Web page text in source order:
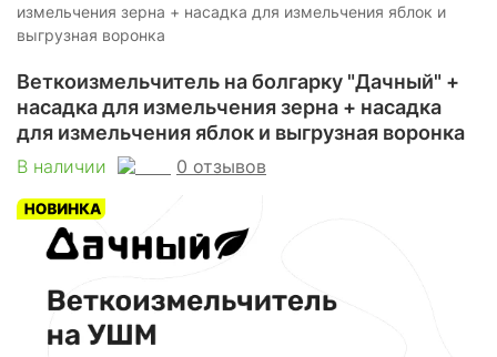
измельчения зерна + насадка для измельчения яблок и
выгрузная воронка
Веткоизмельчитель на болгарку "Дачный" +
насадка для измельчения зерна + насадка
для измельчения яблок и выгрузная воронка
В наличии 0 отзывов